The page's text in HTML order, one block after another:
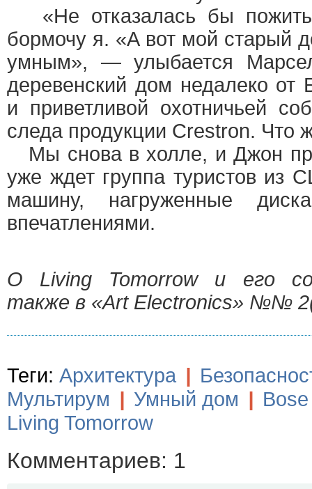
«Не отказалась бы
бормочу я. «А вот мой старый
умным», — улыбается
деревенский дом недалеко от
и приветливой охотничьей
следа продукции Crestron. Что
Мы снова в холле, и Джон
уже ждет группа туристов
машину, нагруженные
впечатлениями.
О Living Tomorrow и его
также в «Art Electronics» №№
Теги: Архитектура |
Мультирум | Умный дом |
Living Tomorrow
Комментариев: 1